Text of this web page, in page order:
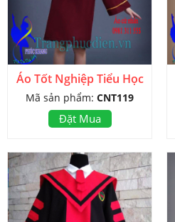
Áo Tốt Nghiệp Tiểu Học
Mã sản phẩm: CNT119
Đặt Mua